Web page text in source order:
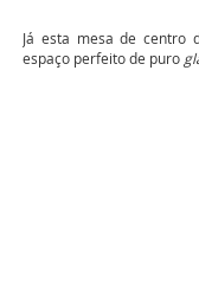
Já esta mesa de centro
espaço perfeito de puro